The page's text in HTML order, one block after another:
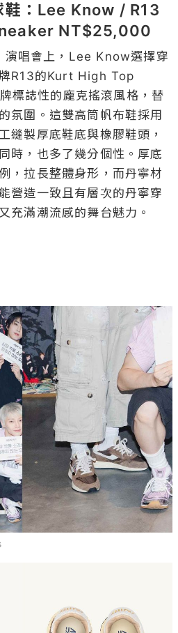
：Lee Know / R13
NT$25,000
演唱會上，Lee Know選擇穿
R13的Kurt High Top
標誌性的龐克搖滾風格，替
氛圍。這雙高筒帆布鞋採用
縫製厚底鞋底與橡膠鞋頭，
時，也多了幾分個性。厚底
，拉長整體身形，而丹寧材
營造一致且有層次的丹寧穿
充滿潮流感的舞台魅力。